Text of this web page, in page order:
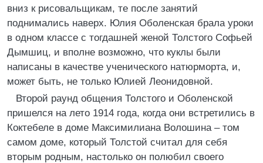
вниз к рисовальщикам, те после занятий
поднимались наверх. Юлия Оболенская брала уроки
в одном классе с тогдашней женой Толстого Софьей
Дымшиц, и вполне возможно, что куклы были
написаны в качестве ученического натюрморта, и,
может быть, не только Юлией Леонидовной.
Второй раунд общения Толстого и Оболенской
пришелся на лето 1914 года, когда они встретились в
Коктебеле в доме Максимилиана Волошина – том
самом доме, который Толстой считал для себя
вторым родным, настолько он полюбил своего